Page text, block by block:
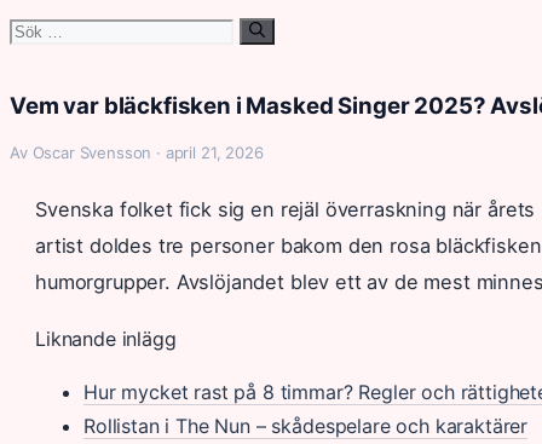
Sök
Vem var bläckfisken i Masked Singer 2025?
Av Oscar Svensson · april 21, 2026
Svenska folket fick sig en rejäl överraskning när
artist doldes tre personer bakom den rosa
humorgrupper. Avslöjandet blev ett av de mest
Liknande inlägg
Hur mycket rast på 8 timmar? Regler och
Rollistan i The Nun – skådespelare och karaktärer